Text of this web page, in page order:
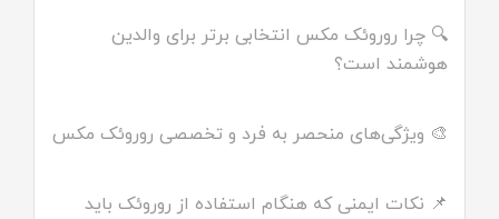
🔍 چرا روروئک مکس انتخابی برتر برای والدین
هوشمند است؟
🎨 ویژگی‌های منحصر به فرد و تخصصی روروئک مکس
📌 نکات ایمنی که هنگام استفاده از روروئک باید